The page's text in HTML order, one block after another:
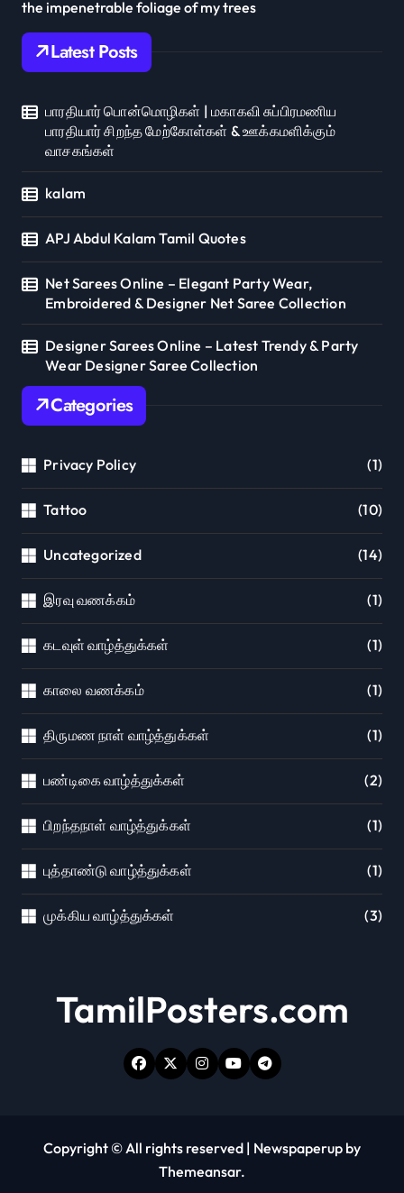
the impenetrable foliage of my trees
Latest Posts
பாரதியார் பொன்மொழிகள் | மகாகவி சுப்பிரமணிய
பாரதியார் சிறந்த மேற்கோள்கள் & ஊக்கமளிக்கும்
வாசகங்கள்
kalam
APJ Abdul Kalam Tamil Quotes
Net Sarees Online – Elegant Party Wear,
Embroidered & Designer Net Saree Collection
Designer Sarees Online – Latest Trendy & Party
Wear Designer Saree Collection
Categories
Privacy Policy (1)
Tattoo (10)
Uncategorized (14)
இரவு வணக்கம் (1)
கடவுள் வாழ்த்துக்கள் (1)
காலை வணக்கம் (1)
திருமண நாள் வாழ்த்துக்கள் (1)
பண்டிகை வாழ்த்துக்கள் (2)
பிறந்தநாள் வாழ்த்துக்கள் (1)
புத்தாண்டு வாழ்த்துக்கள் (1)
முக்கிய வாழ்த்துக்கள் (3)
TamilPosters.com
Copyright © All rights reserved | Newspaperup by
Themeansar.